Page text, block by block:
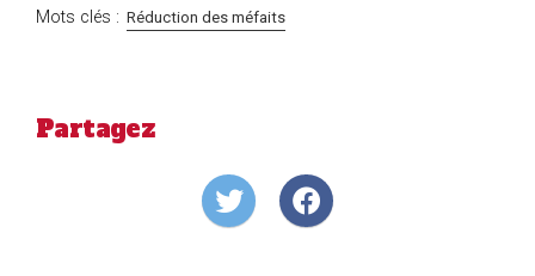
Mots clés : Réduction des méfaits
Partagez
Share
on
Share
on